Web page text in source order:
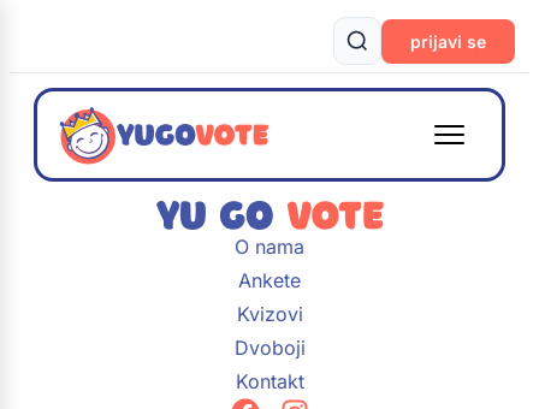
prijavi se
O nama
Ankete
Kvizovi
Dvoboji
Kontakt